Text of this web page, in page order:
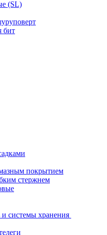
(SL)
бит
покрытием
стержнем
и системы хранения